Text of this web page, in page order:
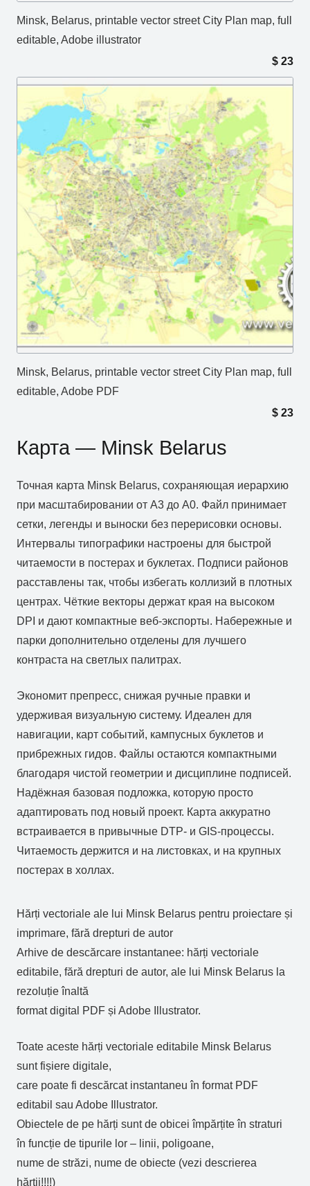
Minsk, Belarus, printable vector street City Plan map, full
editable, Adobe illustrator
$ 23
Minsk, Belarus, printable vector street City Plan map, full
editable, Adobe PDF
$ 23
Карта — Minsk Belarus
Точная карта Minsk Belarus, сохраняющая иерархию
при масштабировании от A3 до A0. Файл принимает
сетки, легенды и выноски без перерисовки основы.
Интервалы типографики настроены для быстрой
читаемости в постерах и буклетах. Подписи районов
расставлены так, чтобы избегать коллизий в плотных
центрах. Чёткие векторы держат края на высоком
DPI и дают компактные веб‑экспорты. Набережные и
парки дополнительно отделены для лучшего
контраста на светлых палитрах.
Экономит препресс, снижая ручные правки и
удерживая визуальную систему. Идеален для
навигации, карт событий, кампусных буклетов и
прибрежных гидов. Файлы остаются компактными
благодаря чистой геометрии и дисциплине подписей.
Надёжная базовая подложка, которую просто
адаптировать под новый проект. Карта аккуратно
встраивается в привычные DTP‑ и GIS‑процессы.
Читаемость держится и на листовках, и на крупных
постерах в холлах.
Hărți vectoriale ale lui Minsk Belarus pentru proiectare și
imprimare, fără drepturi de autor
Arhive de descărcare instantanee: hărți vectoriale
editabile, fără drepturi de autor, ale lui Minsk Belarus la
rezoluție înaltă
format digital PDF și Adobe Illustrator.
Toate aceste hărți vectoriale editabile Minsk Belarus
sunt fișiere digitale,
care poate fi descărcat instantaneu în format PDF
editabil sau Adobe Illustrator.
Obiectele de pe hărți sunt de obicei împărțite în straturi
în funcție de tipurile lor – linii, poligoane,
nume de străzi, nume de obiecte (vezi descrierea
hărții!!!!)